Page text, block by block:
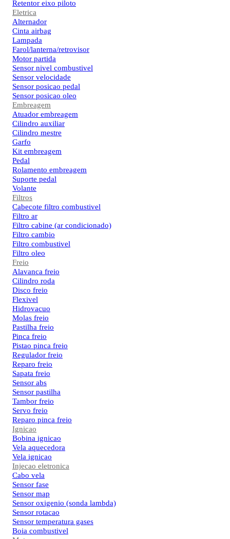
Retentor eixo piloto
Eletrica
Alternador
Cinta airbag
Lampada
Farol/lanterna/retrovisor
Motor partida
Sensor nivel combustivel
Sensor velocidade
Sensor posicao pedal
Sensor posicao oleo
Embreagem
Atuador embreagem
Cilindro auxiliar
Cilindro mestre
Garfo
Kit embreagem
Pedal
Rolamento embreagem
Suporte pedal
Volante
Filtros
Cabecote filtro combustivel
Filtro ar
Filtro cabine (ar condicionado)
Filtro cambio
Filtro combustivel
Filtro oleo
Freio
Alavanca freio
Cilindro roda
Disco freio
Flexivel
Hidrovacuo
Molas freio
Pastilha freio
Pinca freio
Pistao pinca freio
Regulador freio
Reparo freio
Sapata freio
Sensor abs
Sensor pastilha
Tambor freio
Servo freio
Reparo pinca freio
Ignicao
Bobina ignicao
Vela aquecedora
Vela ignicao
Injecao eletronica
Cabo vela
Sensor fase
Sensor map
Sensor oxigenio (sonda lambda)
Sensor rotacao
Sensor temperatura gases
Boia combustivel